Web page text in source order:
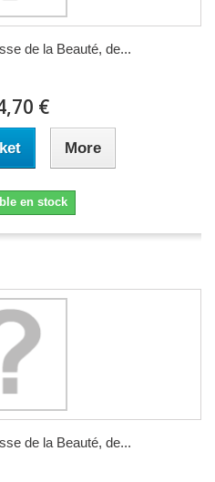
de la Beauté, de...
€
More
en stock
de la Beauté, de...